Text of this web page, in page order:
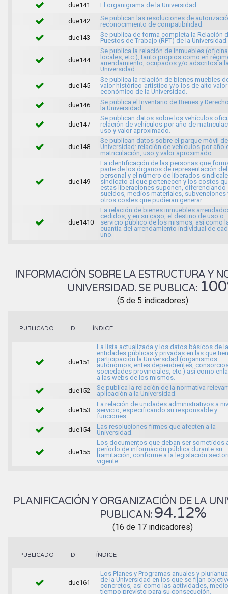
due141 El organigrama de la Universidad.
due142
Se publican las resoluciones de
reconocimiento de compatibilidad.
due143
Se publica de forma completa la Relación
Puestos de Trabajo (RPT) de la Universidad.
due144
Se publica la relación de Inmuebles
locales, etc.), tanto propios como en
arrendamiento, ocupados y/o adscritos a
Universidad.
due145
Se publica la relación de bienes muebles
valor histórico-artístico y/o los de alto valor
económico de la Universidad.
due146
Se publica el Inventario de Bienes y
la Universidad.
due147
Se publican datos sobre los vehículos
relación de vehículos por año de
uso y valor aproximado.
due148
Se publican datos sobre el parque móvil
Universidad: relación de vehículos por año
matriculación, uso y valor aproximado.
due149
La identificación de las personas que
parte de los órganos de representación del
personal y el número de liberados
sindicato al que pertenecen y los costes
estas liberaciones suponen, diferenciando
sueldos, medios materiales, subvenciones
otros costes que pudieran generar.
due1410
La relación de bienes inmuebles
cedidos, y en su caso, el destino de uso o
servicio público de los mismos, así como
cuantía del arrendamiento individual de
uno.
INFORMACIÓN SOBRE LA ESTRUCTURA Y
UNIVERSIDAD. SE PUBLICA:
(5 de 5 indicadores)
PUBLICADO ID ÍNDICE
due151
La lista actualizada y los datos básicos de
entidades públicas y privadas en las que
participación la Universidad (organismos
autónomos, entes dependientes,
sociedades provinciales, etc.) así como
a las webs de los mismos.
due152
Se publica la relación de la normativa
aplicación a la Universidad.
due153
La relación de unidades administrativos a
servicio, especificando su responsable y
funciones
due154
Las resoluciones firmes que afecten a la
Universidad.
due155
Los documentos que deban ser sometidos
período de información pública durante su
tramitación, conforme a la legislación
vigente.
PLANIFICACIÓN Y ORGANIZACIÓN DE LA
PUBLICAN: 94.12%
(16 de 17 indicadores)
PUBLICADO ID ÍNDICE
due161
Los Planes y Programas anuales y
de la Universidad en los que se fijan
concretos, así como las actividades,
tiempo previsto para su consecución.